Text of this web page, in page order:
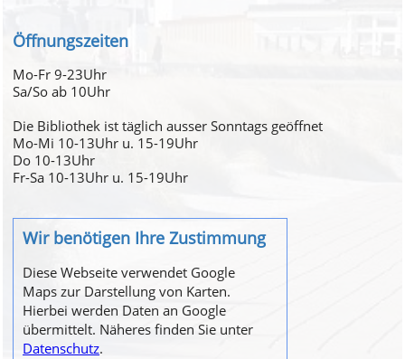
Öffnungszeiten
Mo-Fr 9-23Uhr
Sa/So ab 10Uhr
Die Bibliothek ist täglich ausser Sonntags geöffnet
Mo-Mi 10-13Uhr u. 15-19Uhr
Do 10-13Uhr
Fr-Sa 10-13Uhr u. 15-19Uhr
Wir benötigen Ihre Zustimmung
Diese Webseite verwendet Google
Maps zur Darstellung von Karten.
Hierbei werden Daten an Google
übermittelt. Näheres finden Sie unter
Datenschutz.